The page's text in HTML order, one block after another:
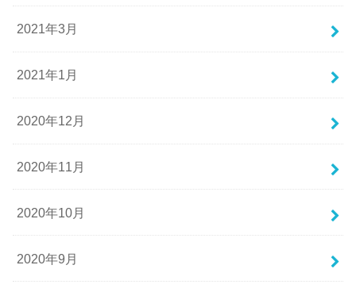
2021年3月
2021年1月
2020年12月
2020年11月
2020年10月
2020年9月